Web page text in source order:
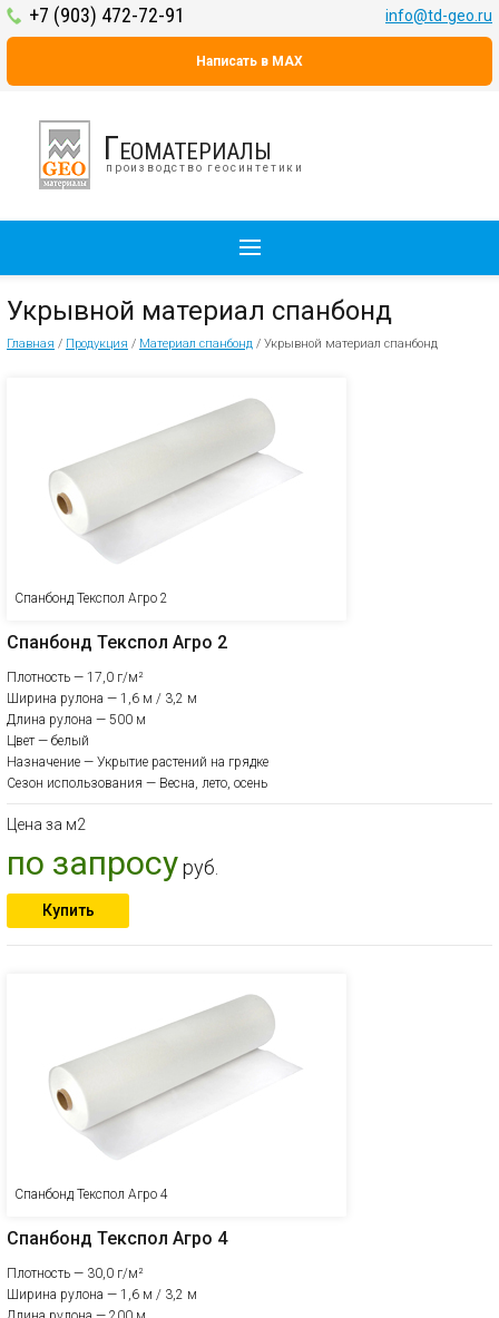
+7 (903) 472-72-91 info@td-geo.ru
Написать в MAX
Геоматериалы
производство геосинтетики
Укрывной материал спанбонд
Главная / Продукция / Материал спанбонд / Укрывной материал спанбонд
Спанбонд Текспол Агро 2
Спанбонд Текспол Агро 2
Плотность — 17,0 г/м²
Ширина рулона — 1,6 м / 3,2 м
Длина рулона — 500 м
Цвет — белый
Назначение — Укрытие растений на грядке
Сезон использования — Весна, лето, осень
Цена за м2
по запросуруб.
Купить
Спанбонд Текспол Агро 4
Спанбонд Текспол Агро 4
Плотность — 30,0 г/м²
Ширина рулона — 1,6 м / 3,2 м